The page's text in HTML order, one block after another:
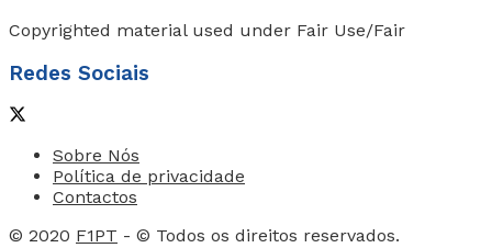
Copyrighted material used under Fair Use/Fair
Redes Sociais
Sobre Nós
Política de privacidade
Contactos
© 2020 F1PT - © Todos os direitos reservados.